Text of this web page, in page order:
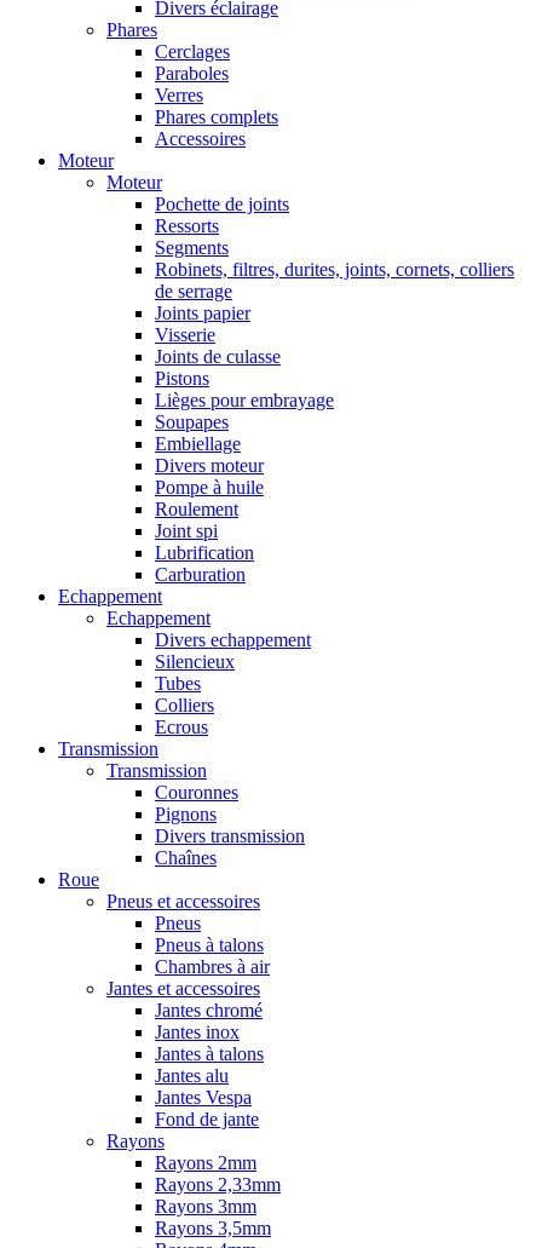
Divers éclairage
Phares
Cerclages
Paraboles
Verres
Phares complets
Accessoires
Moteur
Moteur
Pochette de joints
Ressorts
Segments
Robinets, filtres, durites, joints, cornets, colliers
de serrage
Joints papier
Visserie
Joints de culasse
Pistons
Lièges pour embrayage
Soupapes
Embiellage
Divers moteur
Pompe à huile
Roulement
Joint spi
Lubrification
Carburation
Echappement
Echappement
Divers echappement
Silencieux
Tubes
Colliers
Ecrous
Transmission
Transmission
Couronnes
Pignons
Divers transmission
Chaînes
Roue
Pneus et accessoires
Pneus
Pneus à talons
Chambres à air
Jantes et accessoires
Jantes chromé
Jantes inox
Jantes à talons
Jantes alu
Jantes Vespa
Fond de jante
Rayons
Rayons 2mm
Rayons 2,33mm
Rayons 3mm
Rayons 3,5mm